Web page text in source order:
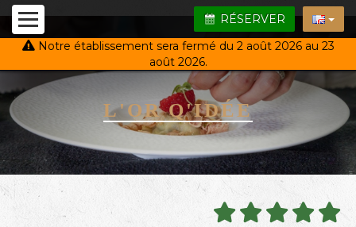
RÉSERVER
Notre établissement sera fermé du 2 août 2026 au 23
août 2026.
L'OR Q'IDÉE